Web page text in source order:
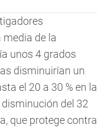
de la
unos 4 grados
disminuirían un
el 20 a 30 % en la
del 32
que protege contra